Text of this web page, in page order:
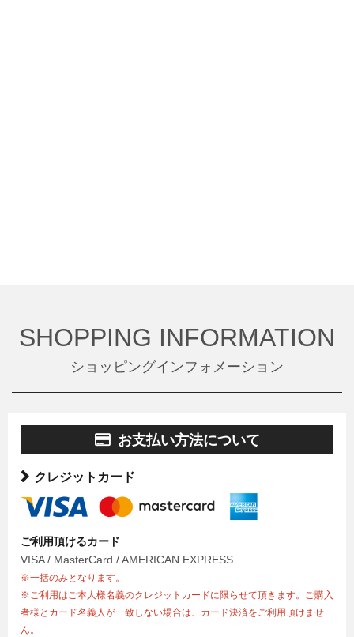
SHOPPING INFORMATION
ショッピングインフォメーション
お支払い方法について
クレジットカード
ご利用頂けるカード
VISA / MasterCard / AMERICAN EXPRESS
※一括のみとなります。
※ご利用はご本人様名義のクレジットカードに限らせて頂きます。ご購入
者様とカード名義人が一致しない場合は、カード決済をご利用頂けませ
ん。